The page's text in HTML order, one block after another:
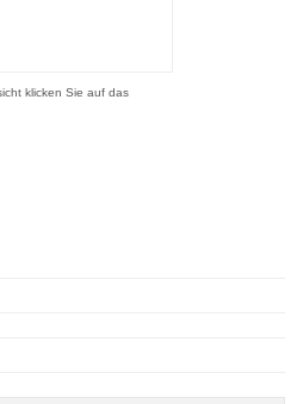
klicken Sie auf das